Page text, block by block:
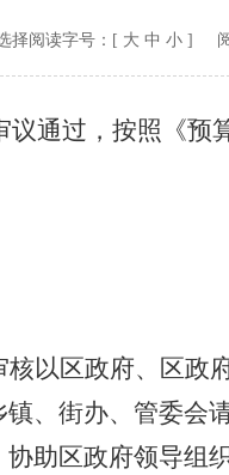
阅读字号：[ 大 中 小] 阅
通过，按照《预
以区政府、区政
、街办、管委会
助区政府领导组